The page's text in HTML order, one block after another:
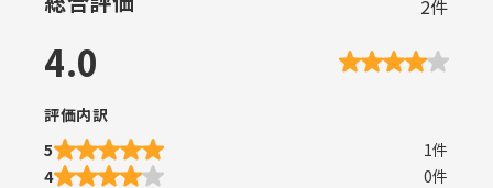
2件
4.0
評価内訳
5
1件
4
0件